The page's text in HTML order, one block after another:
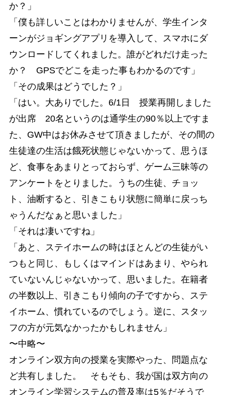
か？」
「僕も詳しいことはわかりませんが、学生インタ
ーンがジョギングアプリを導入して、スマホにダ
ウンロードしてくれました。誰がどれだけ走った
か？ GPSでどこを走った事もわかるのです」
「その成果はどうでした？」
「はい。大ありでした。6/1日 授業再開しました
が出席 20名というのは通学生の90％以上ですま
た、GW中はお休みさせて頂きましたが、その間の
生徒達の生活は餓死状態じゃないかって、思うほ
ど、食事をあまりとっておらず、ゲーム三昧等の
アンケートをとりました。うちの生徒、チョッ
ト、油断すると、引きこもり状態に簡単に戻っち
ゃうんだなぁと思いました」
「それは凄いですね」
「あと、ステイホームの時はほとんどの生徒がい
つもと同じ、もしくはマインドはあまり、やられ
ていないんじゃないかって、思いました。在籍者
の半数以上、引きこもり傾向の子ですから、ステ
イホーム、慣れているのでしょう。逆に、スタッ
フの方が元気なかったかもしれません」
〜中略〜
オンライン双方向の授業を実際やった、問題点な
ど共有しました。 そもそも、我が国は双方向の
オンライン学習システムの普及率は5％だそうで